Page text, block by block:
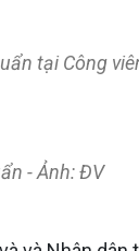
tại Công
- Ảnh: ĐV